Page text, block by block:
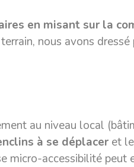
en misant sur la
nous avons
au niveau local
à se déplacer et
micro-accessibilité peut